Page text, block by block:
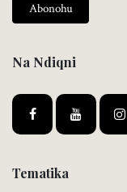
Abonohu
Na Ndiqni
Tematika